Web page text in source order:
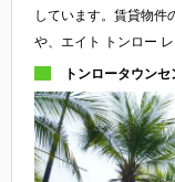
しています。賃貸物件
や、エイト トンロー
トンロータウンセ